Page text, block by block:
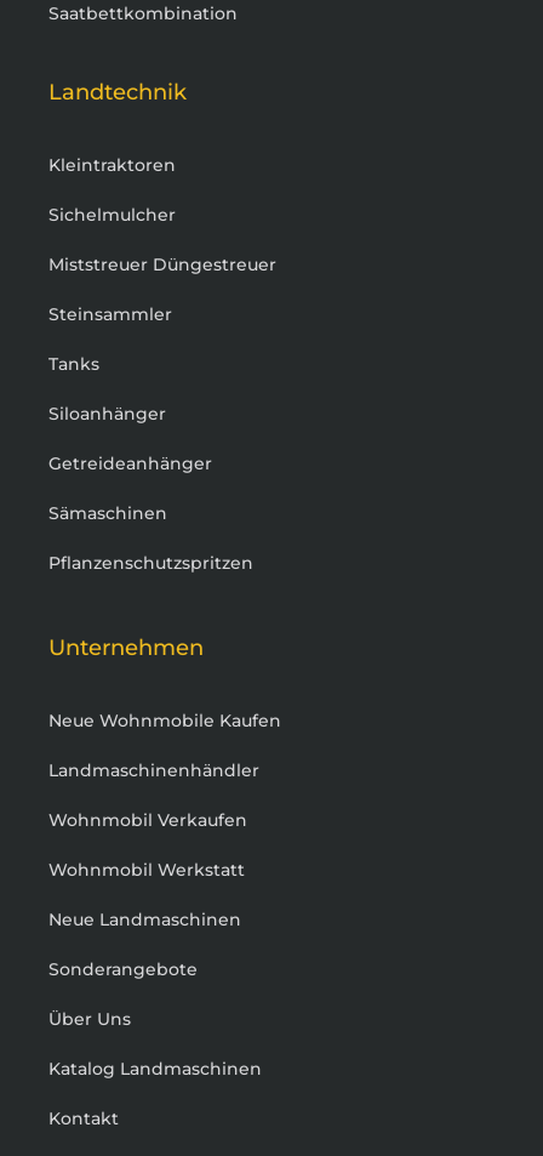
Saatbettkombination
Landtechnik
Kleintraktoren
Sichelmulcher
Miststreuer Düngestreuer
Steinsammler
Tanks
Siloanhänger
Getreideanhänger
Sämaschinen
Pflanzenschutzspritzen
Unternehmen
Neue Wohnmobile Kaufen
Landmaschinenhändler
Wohnmobil Verkaufen
Wohnmobil Werkstatt
Neue Landmaschinen
Sonderangebote
Über Uns
Katalog Landmaschinen
Kontakt